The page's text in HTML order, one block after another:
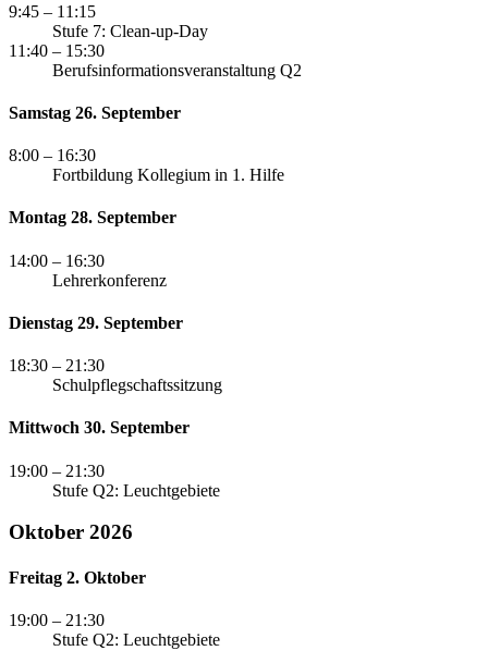
9:45 – 11:15
Stufe 7: Clean-up-Day
11:40 – 15:30
Berufsinformationsveranstaltung Q2
Samstag 26. September
8:00 – 16:30
Fortbildung Kollegium in 1. Hilfe
Montag 28. September
14:00 – 16:30
Lehrerkonferenz
Dienstag 29. September
18:30 – 21:30
Schulpflegschaftssitzung
Mittwoch 30. September
19:00 – 21:30
Stufe Q2: Leuchtgebiete
Oktober 2026
Freitag 2. Oktober
19:00 – 21:30
Stufe Q2: Leuchtgebiete